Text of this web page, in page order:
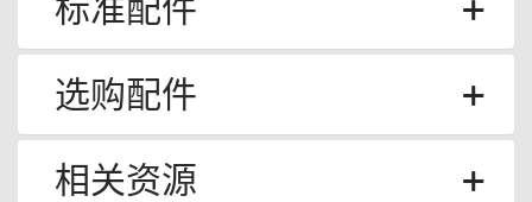
标准配件
选购配件
相关资源